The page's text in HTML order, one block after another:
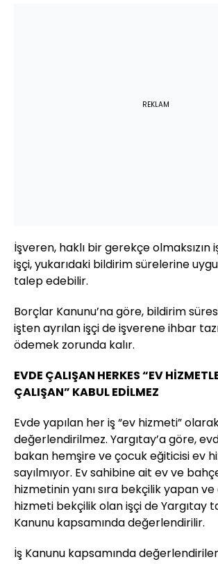
REKLAM
İşveren, haklı bir gerekçe olmaksızın
işçi, yukarıdaki bildirim sürelerine
talep edebilir.
Borçlar Kanunu’na göre, bildirim
işten ayrılan işçi de işverene ihbar
ödemek zorunda kalır.
EVDE ÇALIŞAN HERKES “EV
ÇALIŞAN” KABUL EDİLMEZ
Evde yapılan her iş “ev hizmeti”
değerlendirilmez. Yargıtay’a göre,
bakan hemşire ve çocuk eğiticisi ev
sayılmıyor. Ev sahibine ait ev ve
hizmetinin yanı sıra bekçilik yapan ve
hizmeti bekçilik olan işçi de Yargıtay
Kanunu kapsamında değerlendirilir.
İş Kanunu kapsamında